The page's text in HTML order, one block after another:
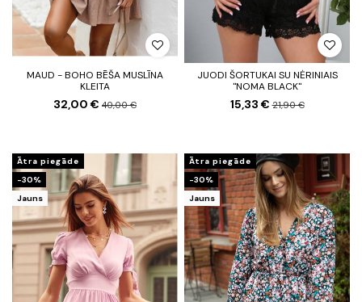
MAUD - BOHO BĒŠA MUSLĪNA
KLEITA
32,00 € 40,00 €
JUODI ŠORTUKAI SU NĖRINIAIS
"NOMA BLACK"
15,33 €21,90 €
Ātra piegāde
-30%
Jauns
Ātra piegāde
-30%
Jauns